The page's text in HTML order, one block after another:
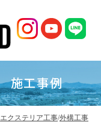
施工事例
エクステリア工事/外構工事